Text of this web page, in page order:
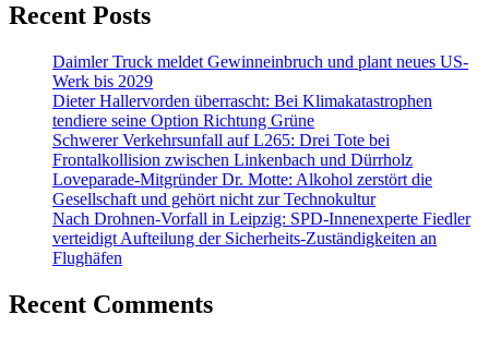
Recent Posts
Daimler Truck meldet Gewinneinbruch und plant neues US-
Werk bis 2029
Dieter Hallervorden überrascht: Bei Klimakatastrophen
tendiere seine Option Richtung Grüne
Schwerer Verkehrsunfall auf L265: Drei Tote bei
Frontalkollision zwischen Linkenbach und Dürrholz
Loveparade-Mitgründer Dr. Motte: Alkohol zerstört die
Gesellschaft und gehört nicht zur Technokultur
Nach Drohnen-Vorfall in Leipzig: SPD-Innenexperte Fiedler
verteidigt Aufteilung der Sicherheits-Zuständigkeiten an
Flughäfen
Recent Comments